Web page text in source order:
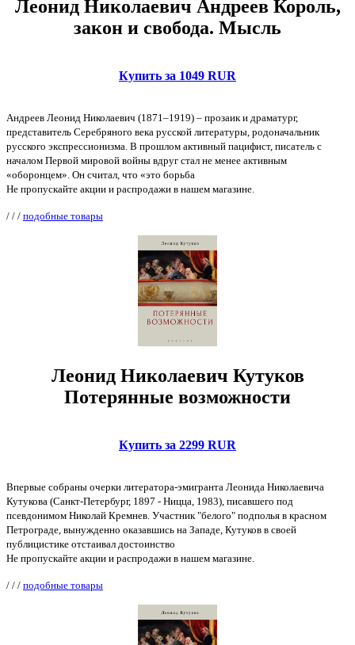
Леонид Николаевич Андреев Король,
закон и свобода. Мысль
Купить за 1049 RUR
Андреев Леонид Николаевич (1871–1919) – прозаик и драматург,
представитель Серебряного века русской литературы, родоначальник
русского экспрессионизма. В прошлом активный пацифист, писатель с
началом Первой мировой войны вдруг стал не менее активным
«оборонцем». Он считал, что «это борьба
Не пропускайте акции и распродажи в нашем магазине.
/ / / подобные товары
Леонид Николаевич Кутуков
Потерянные возможности
Купить за 2299 RUR
Впервые собраны очерки литератора-эмигранта Леонида Николаевича
Кутукова (Санкт-Петербург, 1897 - Ницца, 1983), писавшего под
псевдонимом Николай Кремнев. Участник "белого" подполья в красном
Петрограде, вынужденно оказавшись на Западе, Кутуков в своей
публицистике отстаивал достоинство
Не пропускайте акции и распродажи в нашем магазине.
/ / / подобные товары